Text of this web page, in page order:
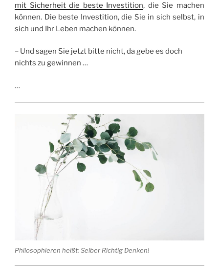
mit Sicherheit die beste Investition, die Sie machen
können. Die beste Investition, die Sie in sich selbst, in
sich und Ihr Leben machen können.
– Und sagen Sie jetzt bitte nicht, da gebe es doch
nichts zu gewinnen …
…
Philosophieren heißt: Selber Richtig Denken!